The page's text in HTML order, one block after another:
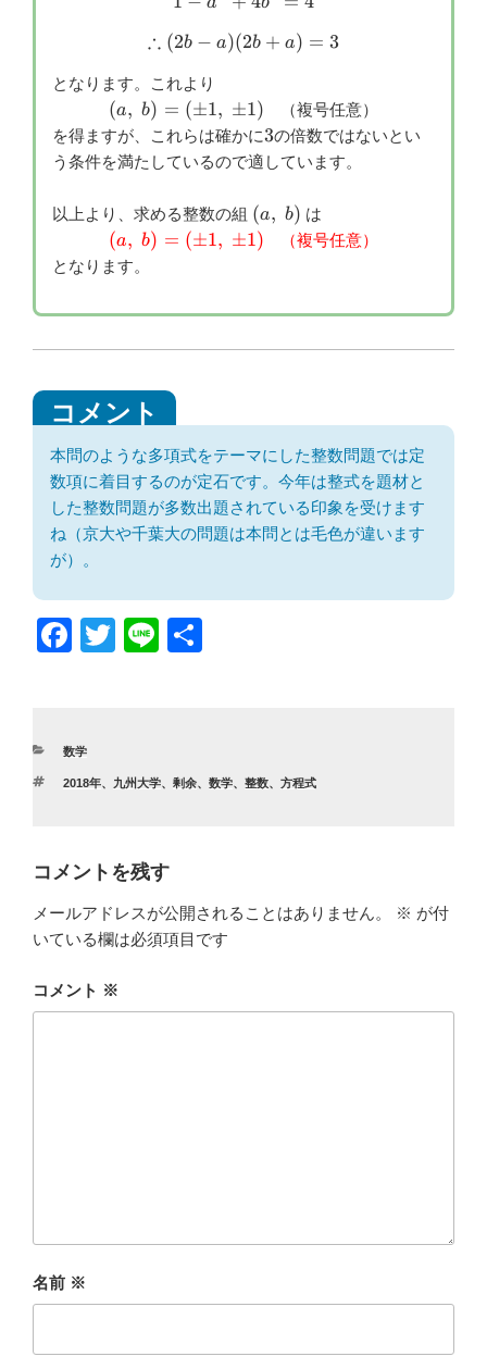
\therefore (2b-a)(2b+a)=3
∴ (2b − a)(2b + a) = 3
となります。これより
(a,\
b)=
(\pm
1,\
1)
(a, b) = (±1, ±1) （複号任意）
を得ますが、これらは確かに3
3の倍数ではないとい
う条件を満たしているので適しています。
以上より、求める整数の組 (a,\
b)
(a, b) は
(a,\
b)=
1)
(a, b) = (±1, ±1) （複号任意）
となります。
本問のような多項式をテーマにした整数問題では定
数項に着目するのが定石です。今年は整式を題材と
した整数問題が多数出題されている印象を受けます
ね（京大や千葉大の問題は本問とは毛色が違います
が）。
F
e
b
k
T
Li
カ
ゴ
数学
タ
2018年、 九州大学、 剰余、 数学、 整数、 方程式
コメントを残す
メールアドレスが公開されることはありません。 ※ が付
いている欄は必須項目です
コメント ※
名前 ※